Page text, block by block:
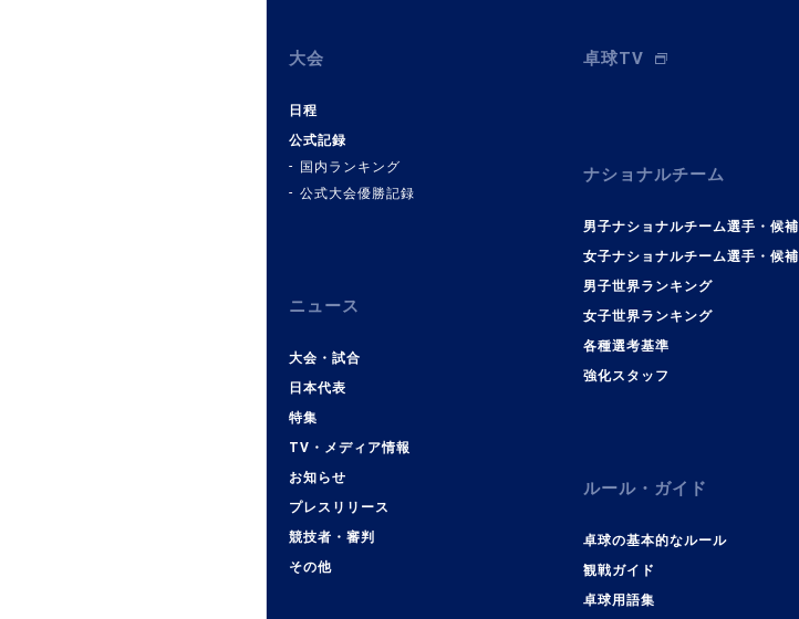
大会
日程
公式記録
国内ランキング
公式大会優勝記録
ニュース
大会・試合
日本代表
特集
TV・メディア情報
お知らせ
プレスリリース
競技者・審判
その他
卓球TV
ナショナルチーム
男子ナショナルチーム選手・候補
女子ナショナルチーム選手・候補
男子世界ランキング
女子世界ランキング
各種選考基準
強化スタッフ
ルール・ガイド
卓球の基本的なルール
観戦ガイド
卓球用語集